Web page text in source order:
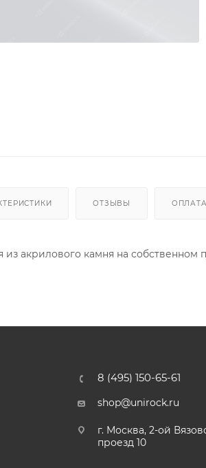
ОТЗЫВЫ ОПЛАТА
из акрилового камня на собственном
8 (495) 150-65-61
shop@unirock.ru
г. Москва, 2-ой
проезд 10